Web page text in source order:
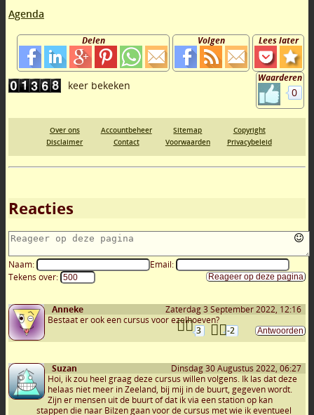
Agenda
Lees later
Volgen
Delen
Waarderen
0
Over ons Accountbeheer Sitemap
Copyright
Disclaimer
Contact Voorwaarden Privacybeleid
Reacties
Naam:
Email:
Tekens over:
Anneke
Zaterdag 3 September 2022, 12:16
Bestaat er ook een cursus voor ezelhoeven?
3
-2
Suzan
Dinsdag 30 Augustus 2022, 06:27
Hoi, ik zou heel graag deze cursus willen volgens. Ik las dat deze
helaas niet meer in Zeeland, bij mij in de buurt, gegeven wordt.
Zijn er mensen uit de buurt of dat ik via een station op kan
stappen die naar Bilzen gaan voor de cursus met wie ik eventueel